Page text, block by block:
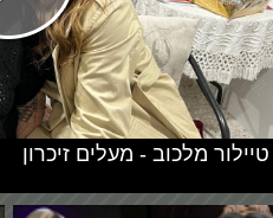
טיילור מלכוב - מעלים זיכרון